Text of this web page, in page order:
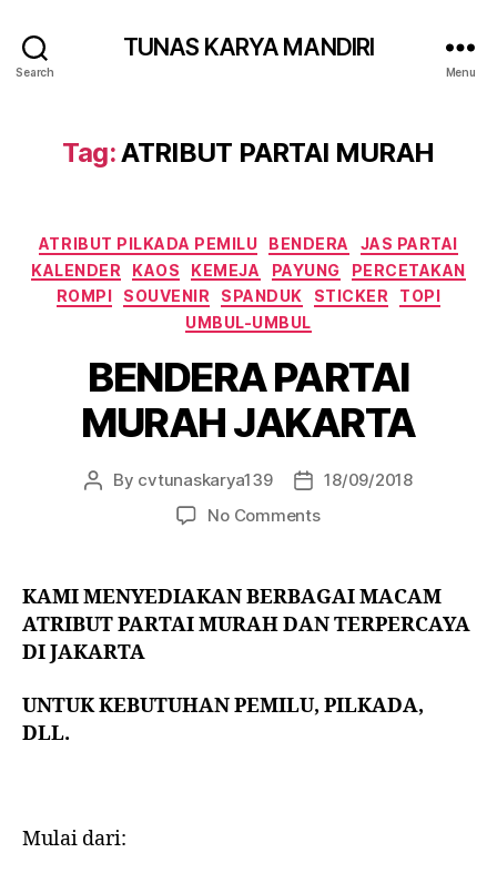
Search
TUNAS KARYA MANDIRI
Menu
Tag:ATRIBUT PARTAI MURAH
ATRIBUT PILKADA PEMILU BENDERA
JAS PARTAI
KALENDER
KAOS KEMEJA PAYUNG
PERCETAKAN
ROMPI
SOUVENIR SPANDUK STICKER
TOPI
UMBUL-UMBUL
BENDERA PARTAI
MURAH JAKARTA
By cvtunaskarya139
18/09/2018
No Comments
KAMI MENYEDIAKAN BERBAGAI MACAM
ATRIBUT PARTAI MURAH DAN TERPERCAYA
DI JAKARTA
UNTUK KEBUTUHAN PEMILU, PILKADA,
DLL.
Mulai dari: